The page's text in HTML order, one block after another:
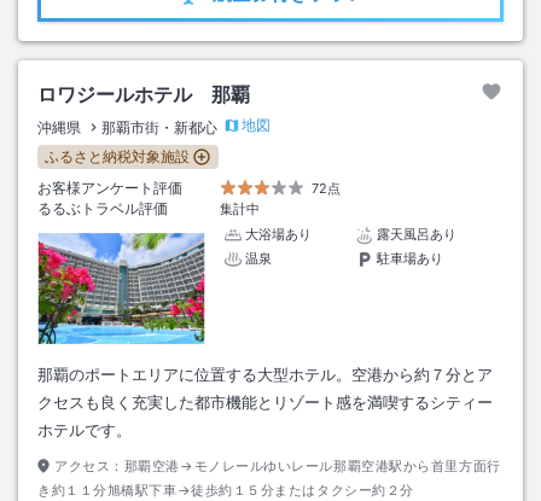
ロワジールホテル 那覇
沖縄県 那覇市街・新都心
地図
ふるさと納税対象施設
お客様アンケート評価
72点
るるぶトラベル評価
集計中
大浴場あり
露天風呂あり
温泉
駐車場あり
那覇のポートエリアに位置する大型ホテル。空港から約７分とア
クセスも良く充実した都市機能とリゾート感を満喫するシティー
ホテルです。
アクセス： 那覇空港→モノレールゆいレール那覇空港駅から首里方面行
き約１１分旭橋駅下車→徒歩約１５分またはタクシー約２分